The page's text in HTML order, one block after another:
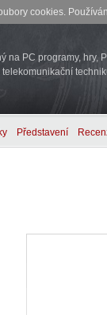
cookies.
na PC programy, hry,
Představení